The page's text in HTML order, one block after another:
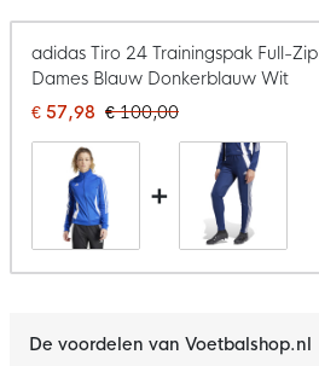
adidas Tiro 24 Trainingspak Full-Zip
Dames Blauw Donkerblauw Wit
€ 57,98 € 100,00
+
De voordelen van Voetbalshop.nl